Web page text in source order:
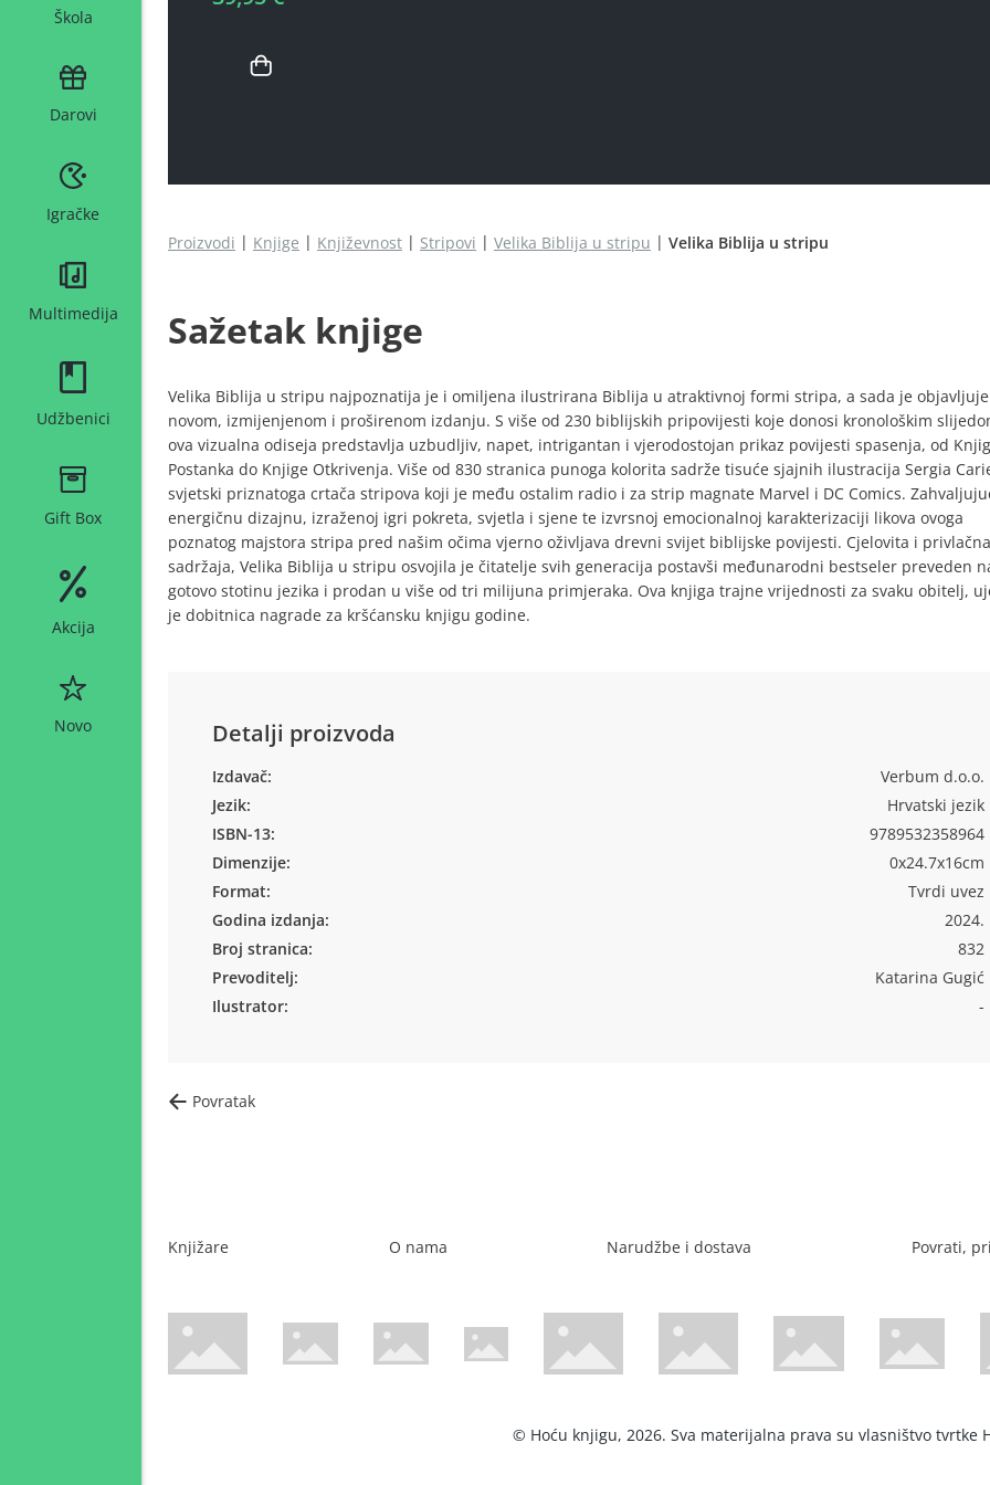
Škola
Darovi
Igračke
Multimedija
Udžbenici
Gift Box
Akcija
Novo
Proizvodi Knjige Književnost Stripovi Velika Biblija u stripu Velika Biblija u stripu
Sažetak knjige
Velika Biblija u stripu najpoznatija je i omiljena ilustrirana Biblija u atraktivnoj formi stripa, a sada je
novom, izmijenjenom i proširenom izdanju. S više od 230 biblijskih pripovijesti koje donosi kronološkim
ova vizualna odiseja predstavlja uzbudljiv, napet, intrigantan i vjerodostojan prikaz povijesti spasenja, od
Postanka do Knjige Otkrivenja. Više od 830 stranica punoga kolorita sadrže tisuće sjajnih ilustracija Sergia
svjetski priznatoga crtača stripova koji je među ostalim radio i za strip magnate Marvel i DC Comics.
energičnu dizajnu, izraženoj igri pokreta, svjetla i sjene te izvrsnoj emocionalnoj karakterizaciji likova ovoga
poznatog majstora stripa pred našim očima vjerno oživljava drevni svijet biblijske povijesti. Cjelovita i privlačna
sadržaja, Velika Biblija u stripu osvojila je čitatelje svih generacija postavši međunarodni bestseler preveden
gotovo stotinu jezika i prodan u više od tri milijuna primjeraka. Ova knjiga trajne vrijednosti za svaku obitelj,
je dobitnica nagrade za kršćansku knjigu godine.
Detalji proizvoda
Izdavač:
Jezik:
ISBN-13:
Dimenzije:
Format:
Godina izdanja:
Broj stranica:
Prevoditelj:
Ilustrator:
Verbum d.o.o.
Hrvatski jezik
9789532358964
0x24.7x16cm
Tvrdi uvez
2024.
832
Katarina Gugić
-
Povratak
Knjižare O nama Narudžbe i dostava Povrati,
WsPay web stranicaMaestro web stranicaMastercard web stranicaAmerican Express web stranica
Visa web stranica Diners web stranicaTrustwave certificirano
Mastercard
© Hoću knjigu, 2026. Sva materijalna prava su vlasništvo tvrtke